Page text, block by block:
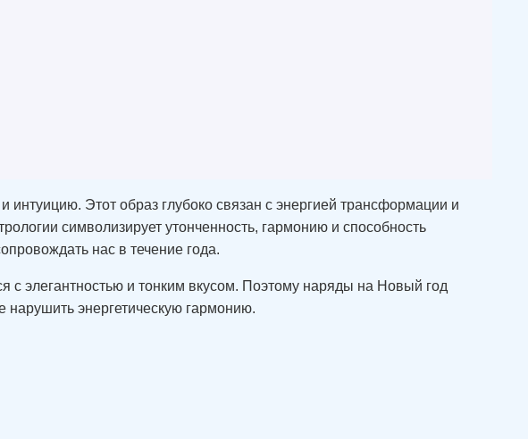
Этот образ глубоко связан с энергией трансформации и
символизирует утонченность, гармонию и способность
нас в течение года.
с элегантностью и тонким вкусом. Поэтому наряды на Новый год
нарушить энергетическую гармонию.